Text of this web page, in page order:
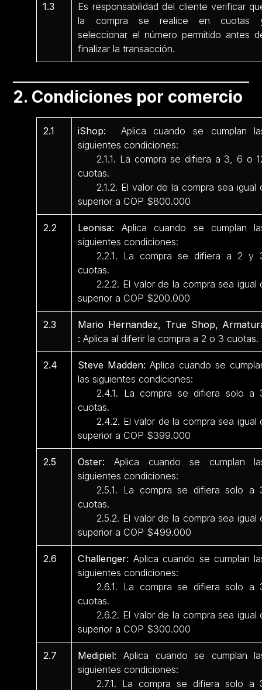
1.3
Es responsabilidad del cliente verificar
la compra se realice en cuotas
seleccionar el número permitido antes
finalizar la transacción.
2. Condiciones por comercio
2.1 iShop: Aplica cuando se cumplan
siguientes condiciones:
2.1.1. La compra se difiera a 3, 6 o
cuotas.
2.1.2. El valor de la compra sea igual
superior a COP $800.000
2.2 Leonisa: Aplica cuando se cumplan
siguientes condiciones:
2.2.1. La compra se difiera a 2 y
cuotas.
2.2.2. El valor de la compra sea igual
superior a COP $200.000
2.3
Mario Hernandez, True Shop,
:Aplica al diferir la compra a 2 o 3 cuotas.
2.4 Steve Madden: Aplica cuando se
las siguientes condiciones:
2.4.1. La compra se difiera solo a
cuotas.
2.4.2. El valor de la compra sea igual
superior a COP $399.000
2.5 Oster: Aplica cuando se cumplan
siguientes condiciones:
2.5.1. La compra se difiera solo a
cuotas.
2.5.2. El valor de la compra sea igual
superior a COP $499.000
2.6 Challenger: Aplica cuando se cumplan
siguientes condiciones:
2.6.1. La compra se difiera solo a
cuotas.
2.6.2. El valor de la compra sea igual
superior a COP $300.000
2.7 Medipiel: Aplica cuando se cumplan
siguientes condiciones:
2.7.1. La compra se difiera solo a